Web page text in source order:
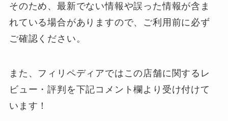
そのため、最新でない情報や誤った情報が含ま
れている場合がありますので、ご利用前に必ず
ご確認ください。
また、フィリペディアではこの店舗に関するレ
ビュー・評判を下記コメント欄 より受け付けて
います！